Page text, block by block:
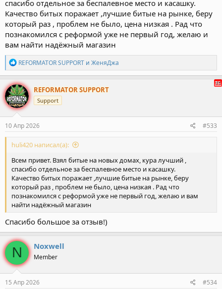
спасибо отдельное за беспалевное место и касашку.
Качество битых поражает ,лучшие битые на рынке, беру
который раз , проблем не было, цена низкая . Рад что
познакомился с реформой уже не первый год, желаю и
вам найти надёжный магазин
Р
е
а
к
ц
и
и
:
REFORMATOR SUPPORT и ЖеняДжа
REFORMATOR SUPPORT
Support
10 Апр 2026 #533
huli420 написал(а):
Всем привет. Взял битые на новых домах, кура лучший ,
спасибо отдельное за беспалевное место и касашку.
Качество битых поражает ,лучшие битые на рынке, беру
который раз , проблем не было, цена низкая . Рад что
познакомился с реформой уже не первый год, желаю и вам
найти надёжный магазин
Спасибо большое за отзыв!)
N Noxwell
Member
15 Апр 2026 #534